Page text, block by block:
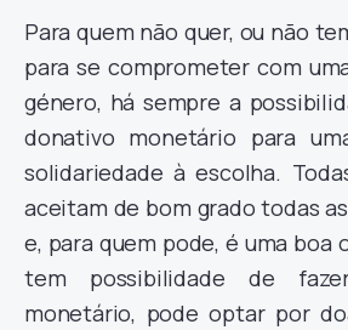
Para quem não quer, ou não
para se comprometer com
género, há sempre a
donativo monetário para
solidariedade à escolha.
aceitam de bom grado todas
e, para quem pode, é uma boa
tem possibilidade de
monetário, pode optar por